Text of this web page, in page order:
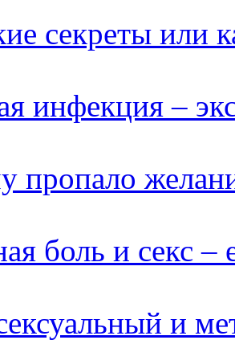
секреты или
инфекция –
пропало
боль и секс –
и